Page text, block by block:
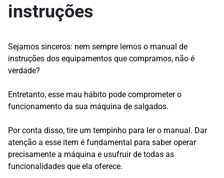
instruções
Sejamos sinceros: nem sempre lemos o manual de
instruções dos equipamentos que compramos, não é
verdade?
Entretanto, esse mau hábito pode comprometer o
funcionamento da sua máquina de salgados.
Por conta disso, tire um tempinho para ler o manual. Dar
atenção a esse item é fundamental para saber operar
precisamente a máquina e usufruir de todas as
funcionalidades que ela oferece.